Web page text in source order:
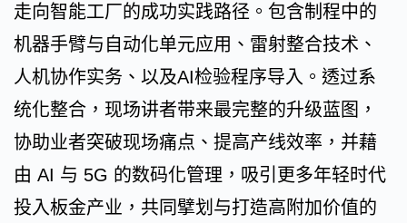
走向智能工厂的成功实践路径。包含制程中的
机器手臂与自动化单元应用、雷射整合技术、
人机协作实务、以及AI检验程序导入。透过系
统化整合，现场讲者带来最完整的升级蓝图，
协助业者突破现场痛点、提高产线效率，并藉
由 AI 与 5G 的数码化管理，吸引更多年轻时代
投入板金产业，共同擘划与打造高附加价值的